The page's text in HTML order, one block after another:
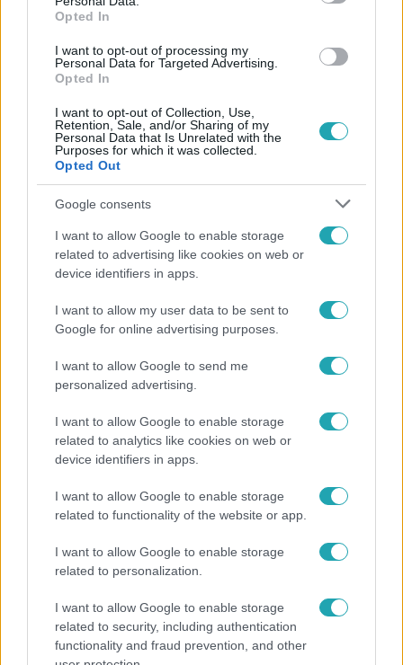
Opted In
I want to opt-out of processing my
Personal Data for Targeted Advertising.
Opted In
I want to opt-out of Collection, Use,
Retention, Sale, and/or Sharing of my
Personal Data that Is Unrelated with the
Purposes for which it was collected.
Opted Out
Google consents
I want to allow Google to enable storage
related to advertising like cookies on web or
device identifiers in apps.
I want to allow my user data to be sent to
Google for online advertising purposes.
I want to allow Google to send me
personalized advertising.
I want to allow Google to enable storage
related to analytics like cookies on web or
device identifiers in apps.
I want to allow Google to enable storage
related to functionality of the website or app.
I want to allow Google to enable storage
related to personalization.
I want to allow Google to enable storage
related to security, including authentication
functionality and fraud prevention, and other
Követem
FÓKUSZ #VIDEÓ
ADÁSRÉSZLETEK
ÁLOMOTTHON #INGATLAN MISCHINGER PÉTER
Népszerű